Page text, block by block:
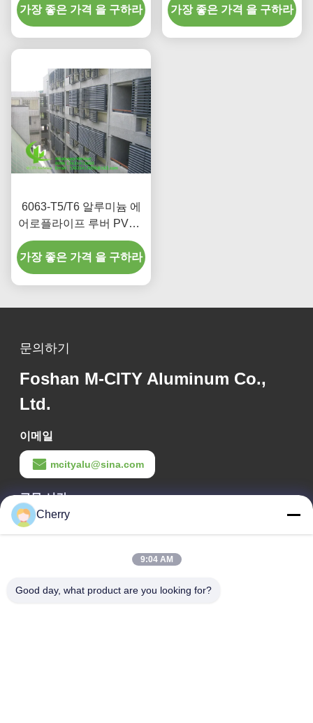
코팅
가장 좋은 가격 을 구하라
600mm 너비 건축 전면
가장 좋은 가격 을 구하라
6063-T5/T6 알루미늄 에
어로플라이프 루버 PVDF
페인트 피니쉬 100mm-
600mm 너비로 정면 및 창
문 그림자를 위해
가장 좋은 가격 을 구하라
문의하기
Foshan M-CITY Aluminum Co.,
Ltd.
이메일
mcityalu@sina.com
근무 시간
8:00-22:00
헤구이 산업단지, 리슈이, 난하이 포산 광둥 P.R.중국
Cherry
9:04 AM
Good day, what product are you looking for?